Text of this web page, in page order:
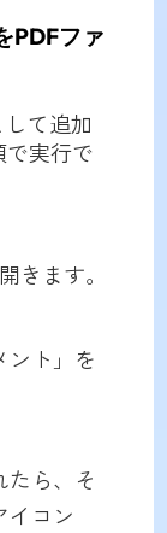
PDFファ
て追加
実行で
きます。
ント」を
たら、そ
イコン